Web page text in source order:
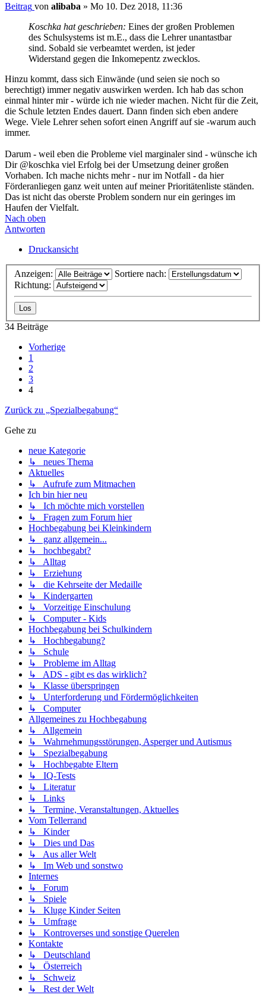
Beitrag von alibaba » Mo 10. Dez 2018, 11:36
Koschka hat geschrieben: Eines der großen Problemen
des Schulsystems ist m.E., dass die Lehrer unantastbar
sind. Sobald sie verbeamtet werden, ist jeder
Widerstand gegen die Inkomepentz zwecklos.
Hinzu kommt, dass sich Einwände (und seien sie noch so
berechtigt) immer negativ auswirken werden. Ich hab das schon
einmal hinter mir - würde ich nie wieder machen. Nicht für die Zeit,
die Schule letzten Endes dauert. Dann finden sich eben andere
Wege. Viele Lehrer sehen sofort einen Angriff auf sie -warum auch
immer.
Darum - weil eben die Probleme viel marginaler sind - wünsche ich
Dir @koschka viel Erfolg bei der Umsetzung deiner großen
Vorhaben. Ich mache nichts mehr - nur im Notfall - da hier
Förderanliegen ganz weit unten auf meiner Prioritätenliste ständen.
Das ist nicht das oberste Problem sondern nur ein geringes im
Haufen der Vielfalt.
Nach oben
Antworten
Druckansicht
Anzeigen:
Sortiere nach:
Richtung:
34 Beiträge
Vorherige
1
2
3
4
Zurück zu „Spezialbegabung“
Gehe zu
neue Kategorie
↳ neues Thema
Aktuelles
↳ Aufrufe zum Mitmachen
Ich bin hier neu
↳ Ich möchte mich vorstellen
↳ Fragen zum Forum hier
Hochbegabung bei Kleinkindern
↳ ganz allgemein...
↳ hochbegabt?
↳ Alltag
↳ Erziehung
↳ die Kehrseite der Medaille
↳ Kindergarten
↳ Vorzeitige Einschulung
↳ Computer - Kids
Hochbegabung bei Schulkindern
↳ Hochbegabung?
↳ Schule
↳ Probleme im Alltag
↳ ADS - gibt es das wirklich?
↳ Klasse überspringen
↳ Unterforderung und Fördermöglichkeiten
↳ Computer
Allgemeines zu Hochbegabung
↳ Allgemein
↳ Wahrnehmungsstörungen, Asperger und Autismus
↳ Spezialbegabung
↳ Hochbegabte Eltern
↳ IQ-Tests
↳ Literatur
↳ Links
↳ Termine, Veranstaltungen, Aktuelles
Vom Tellerrand
↳ Kinder
↳ Dies und Das
↳ Aus aller Welt
↳ Im Web und sonstwo
Internes
↳ Forum
↳ Spiele
↳ Kluge Kinder Seiten
↳ Umfrage
↳ Kontroverses und sonstige Querelen
Kontakte
↳ Deutschland
↳ Österreich
↳ Schweiz
↳ Rest der Welt